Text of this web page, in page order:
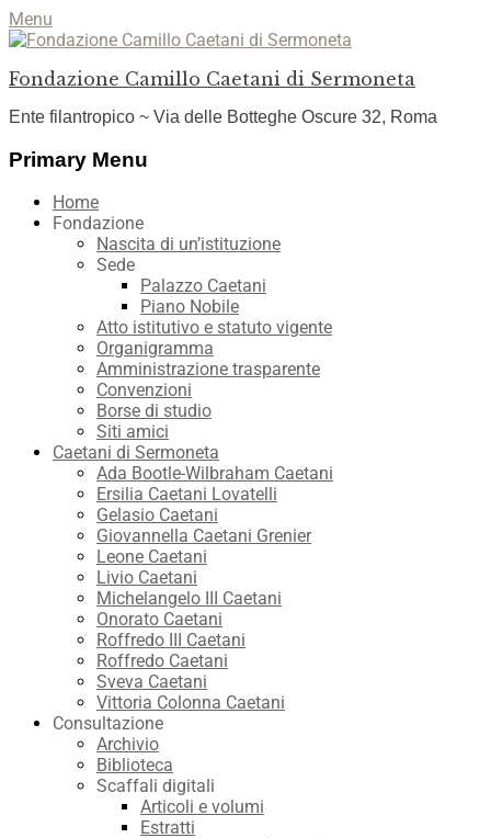
Menu
Fondazione Camillo Caetani di Sermoneta
Ente filantropico ~ Via delle Botteghe Oscure 32, Roma
Facebook
YouTube
Instagram
Primary Menu
Skip
Home
Fondazione
Nascita di un’istituzione
Sede
Palazzo Caetani
Piano Nobile
Atto istitutivo e statuto vigente
Organigramma
Amministrazione trasparente
Convenzioni
Borse di studio
Siti amici
Caetani di Sermoneta
Ada Bootle-Wilbraham Caetani
Ersilia Caetani Lovatelli
Gelasio Caetani
Giovannella Caetani Grenier
Leone Caetani
Livio Caetani
Michelangelo III Caetani
Onorato Caetani
Roffredo III Caetani
Roffredo Caetani
Sveva Caetani
Vittoria Colonna Caetani
Consultazione
Archivio
Biblioteca
Scaffali digitali
Articoli e volumi
Estratti